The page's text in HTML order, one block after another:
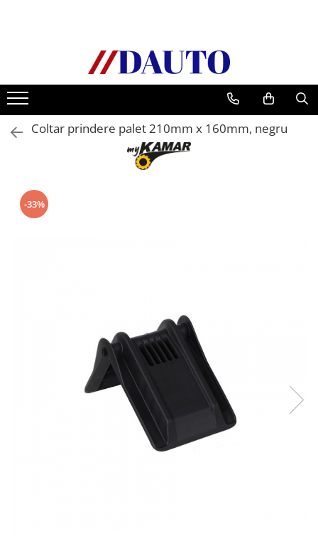
Bullbare, Suporti lumini camioane
Accesorii inox
DAF
CF Euro 6
Daf XF 95
DAF XF Euro 6
Mercedes Actros
Coltar prindere palet 210mm x 160mm, negru
-33%